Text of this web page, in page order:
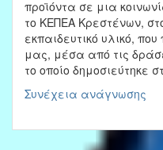
προϊόντα σε μια
το ΚΕΠΕΑ Κρεστένων,
εκπαιδευτικό υλικό,
μας, μέσα από τις
το οποίο δημοσιεύτηκε
Συνέχεια ανάγνωσης